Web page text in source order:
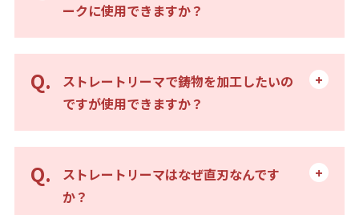
ークに使用できますか？
ストレートリーマで鋳物を加工したいの
ですが使用できますか？
ストレートリーマはなぜ直刃なんです
か？